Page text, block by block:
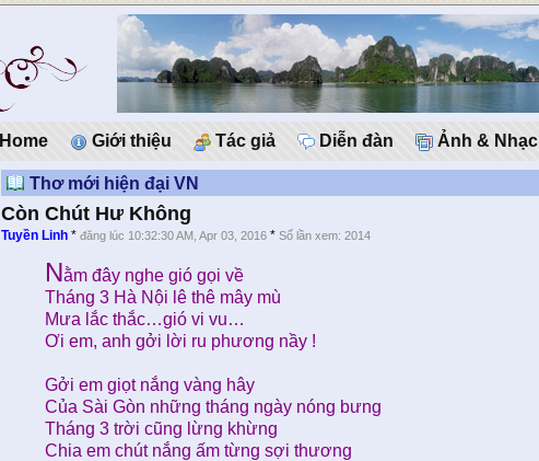
Home Giới thiệu Tác giả Diễn đàn Ảnh & Nhạc
Thơ mới hiện đại VN
Còn Chút Hư Không
Tuyền Linh *đăng lúc 10:32:30 AM, Apr 03, 2016 *Số lần xem: 2014
Nằm đây nghe gió gọi về
Tháng 3 Hà Nội lê thê mây mù
Mưa lắc thắc…gió vi vu…
Ơi em, anh gởi lời ru phương nầy !
Gởi em giọt nắng vàng hây
Của Sài Gòn những tháng ngày nóng bưng
Tháng 3 trời cũng lừng khừng
Chia em chút nắng ấm từng sợi thương